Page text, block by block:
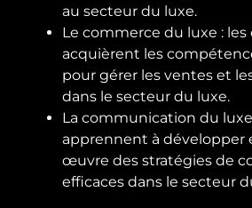
au secteur du luxe.
Le commerce du luxe :
acquièrent les
pour gérer les ventes et
dans le secteur du luxe.
La communication du
apprennent à développer
œuvre des stratégies de
efficaces dans le secteur